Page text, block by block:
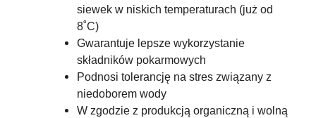
siewek w niskich temperaturach (już od
8˚C)
Gwarantuje lepsze wykorzystanie
składników pokarmowych
Podnosi tolerancję na stres związany z
niedoborem wody
W zgodzie z produkcją organiczną i wolną